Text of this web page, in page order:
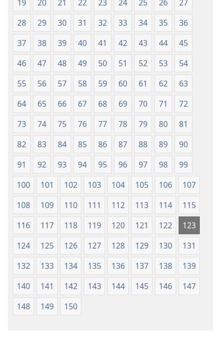
19
20 21 22 23 24 25 26
27
28
29 30 31 32 33 34 35
36
37
38 39 40 41 42 43 44
45
46
47 48 49 50 51 52 53
54
55
56 57 58 59 60 61 62
63
64
65 66 67 68 69 70 71
72
73
74 75 76 77 78 79 80
81
82
83 84 85 86 87 88 89
90
91
92 93 94 95 96 97 98
99
100
101 102 103 104 105 106
107
108
109 110 111 112 113 114
115
116
117 118 119 120 121 122
123
124
125 126 127 128 129 130
131
132
133 134 135 136 137 138
139
140
141 142 143 144 145 146
147
148
149 150